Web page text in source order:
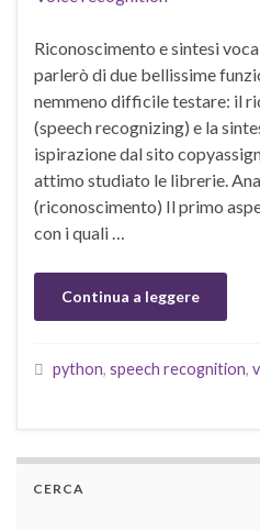
Riconoscimento e sintesi
parlerò di due bellissime
nemmeno difficile testare: il
(speech recognizing) e la
ispirazione dal sito
attimo studiato le librerie.
(riconoscimento) Il primo
con i quali …
Continua a leggere
python, speech recognition,
CERCA